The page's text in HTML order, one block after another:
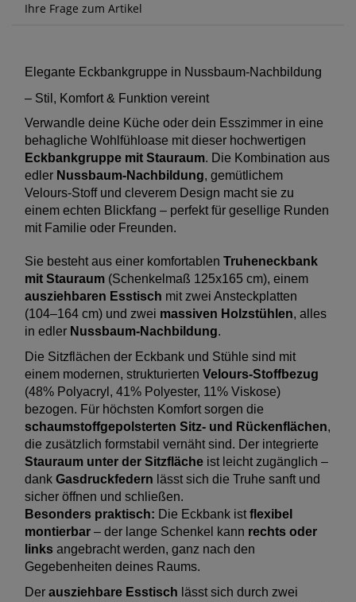
Ihre Frage zum Artikel
Elegante Eckbankgruppe in Nussbaum-Nachbildung
– Stil, Komfort & Funktion vereint
Verwandle deine Küche oder dein Esszimmer in eine
behagliche Wohlfühloase mit dieser hochwertigen
Eckbankgruppe mit Stauraum. Die Kombination aus
edler Nussbaum-Nachbildung, gemütlichem
Velours-Stoff und cleverem Design macht sie zu
einem echten Blickfang – perfekt für gesellige Runden
mit Familie oder Freunden.
Sie besteht aus einer komfortablen Truheneckbank
mit Stauraum (Schenkelmaß 125x165 cm), einem
ausziehbaren Esstisch mit zwei Ansteckplatten
(104–164 cm) und zwei massiven Holzstühlen, alles
in edler Nussbaum-Nachbildung.
Die Sitzflächen der Eckbank und Stühle sind mit
einem modernen, strukturierten Velours-Stoffbezug
(48% Polyacryl, 41% Polyester, 11% Viskose)
bezogen. Für höchsten Komfort sorgen die
schaumstoffgepolsterten Sitz- und Rückenflächen,
die zusätzlich formstabil vernäht sind. Der integrierte
Stauraum unter der Sitzfläche ist leicht zugänglich –
dank Gasdruckfedern lässt sich die Truhe sanft und
sicher öffnen und schließen.
Besonders praktisch: Die Eckbank istflexibel
montierbar – der lange Schenkel kann rechts oder
links angebracht werden, ganz nach den
Gegebenheiten deines Raums.
Der ausziehbare Esstisch lässt sich durch zwei